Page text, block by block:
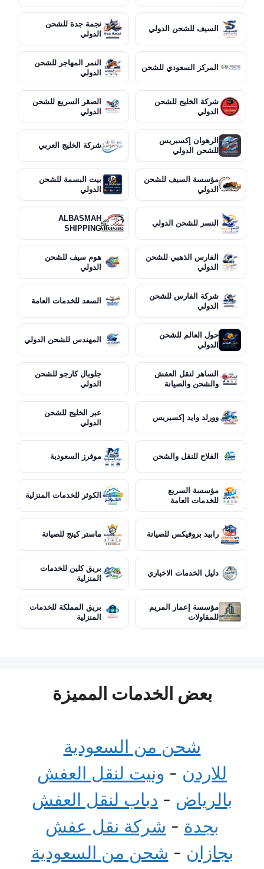
السيف للشحن الدولي
نجمة جدة للشحن
الدولي
المركز السعودي للشحن
النمر المهاجر للشحن
الدولي
شركة الخليج للشحن
الدولي
الصقر السريع للشحن
الدولي
الرهوان إكسبريس
للشحن الدولي
شركة الخليج العربي
مؤسسة السيف للشحن
الدولي
بيت البسمة للشحن
الدولي
النسر للشحن الدولي
ALBASMAH
SHIPPING
الفارس الذهبي للشحن
الدولي
هوم سيف للشحن
الدولي
شركة الفارس للشحن
الدولي
السعد للخدمات العامة
حول العالم للشحن
الدولي
المهندس للشحن الدولي
الساهر لنقل العفش
والشحن والصيانة
جلوبال كارجو للشحن
الدولي
وورلد وايد إكسبريس
عبر الخليج للشحن
الدولي
الفلاح للنقل والشحن موفرز السعودية
مؤسسة السريع
للخدمات العامة
الكوثر للخدمات المنزلية
رابيد بروفيكس للصيانة ماستر كينج للصيانة
دليل الخدمات الاخباري
بريق كلين للخدمات
المنزلية
مؤسسة إعمار المريم
للمقاولات
بريق المملكة للخدمات
المنزلية
بعض الخدمات المميزة
شحن من السعودية
للاردن - ونيت لنقل العفش
بالرياض - دباب لنقل العفش
بجدة - شركة نقل عفش
بجازان - شحن من السعودية